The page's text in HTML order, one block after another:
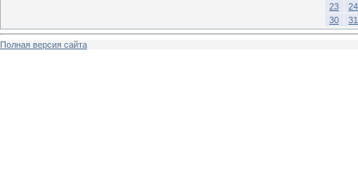
23
24
30
31
Полная версия сайта